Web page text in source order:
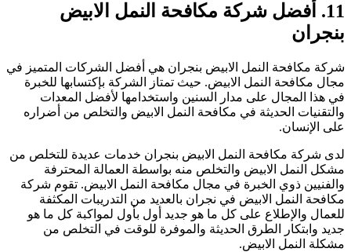
11. أفضل شركة مكافحة النمل الابيض
مكافحة النمل الابيض بنجران هي أفضل الشركات المتميز في
مكافحة النمل الابيض. حيث تمتاز الشركة بإكتسابها للخبرة
هذا المجال على مدار السنين واستخدامها لأفضل المعدات
الحديثة في مكافحة النمل الابيض والتخلص من أضراره
الإنسان.
شركة مكافحة النمل الابيض بنجران خدمات عديدة للتخلص من
النمل الابيض والتخلص منه بواسطة العمالة المحترفة
ذوي الخبرة في مجال مكافحة النمل الابيض. تقوم شركة
النمل الابيض في نجران بالعديد من التدريبات المكثفة
والإطلاع على كل ما هو جديد أول بأول لمواكبة كل ما هو
وابتكار الطرق الحديثة والموفرة للوقت في التخلص من
النمل الابيض.